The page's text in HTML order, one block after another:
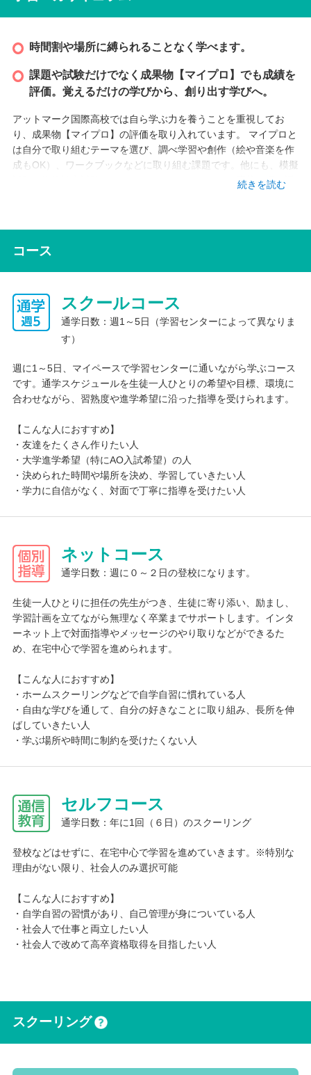
時間割や場所に縛られることなく学べます。
課題や試験だけでなく成果物【マイプロ】でも成績を
評価。覚えるだけの学びから、創り出す学びへ。
アットマーク国際高校では自ら学ぶ力を養うことを重視してお
り、成果物【マイプロ】の評価を取り入れています。 マイプロと
は自分で取り組むテーマを選び、調べ学習や創作（絵や音楽を作
成もOK）、ワークブックなどに取り組む課題です。他にも、模擬
試験、資格検定試験、コンクールやコンテストへの応募、振り返
インターネット学習
インターネット上の授業（ネット授業）は録画されているため、
り返し視聴できるため、一度だけではわからないことがあっても
安心して取り組めます。また対面や、オンライン、ラインで質問
することもできます。
続きを読む
コース
スクールコース
通学日数：週1～5日（学習センターによって異なりま
す）
週に1～5日、マイペースで学習センターに通いながら学ぶコース
です。通学スケジュールを生徒一人ひとりの希望や目標、環境に
合わせながら、習熟度や進学希望に沿った指導を受けられます。
【こんな人におすすめ】
・友達をたくさん作りたい人
・大学進学希望（特にAO入試希望）の人
・決められた時間や場所を決め、学習していきたい人
・学力に自信がなく、対面で丁寧に指導を受けたい人
ネットコース
通学日数：週に０～２日の登校になります。
生徒一人ひとりに担任の先生がつき、生徒に寄り添い、励まし、
学習計画を立てながら無理なく卒業までサポートします。インタ
ーネット上で対面指導やメッセージのやり取りなどができるた
め、在宅中心で学習を進められます。
【こんな人におすすめ】
・ホームスクーリングなどで自学自習に慣れている人
・自由な学びを通して、自分の好きなことに取り組み、長所を伸
ばしていきたい人
・学ぶ場所や時間に制約を受けたくない人
セルフコース
通学日数：年に1回（６日）のスクーリング
登校などはせずに、在宅中心で学習を進めていきます。※特別な
理由がない限り、社会人のみ選択可能
【こんな人におすすめ】
・自学自習の習慣があり、自己管理が身についている人
・社会人で仕事と両立したい人
・社会人で改めて高卒資格取得を目指したい人
スクーリング